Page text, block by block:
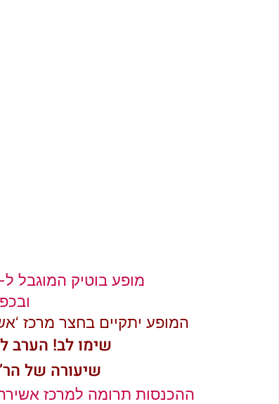
מופע בוטיק המוגבל ל-80 נשים עפ”י הנחיות משרד
המופע יתקיים בחצר מרכז ‘אשירה
שימו לב! הערב
שיעורה של
ההכנסות תרומה למרכז